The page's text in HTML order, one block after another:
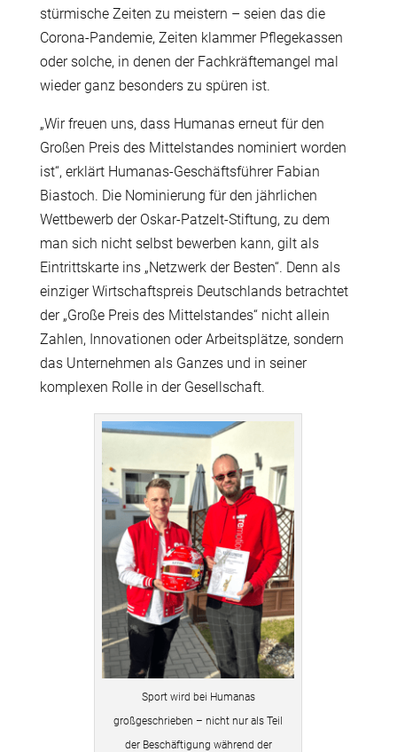
stürmische Zeiten zu meistern – seien das die
Corona-Pandemie, Zeiten klammer Pflegekassen
oder solche, in denen der Fachkräftemangel mal
wieder ganz besonders zu spüren ist.
„Wir freuen uns, dass Humanas erneut für den
Großen Preis des Mittelstandes nominiert worden
ist“, erklärt Humanas-Geschäftsführer Fabian
Biastoch. Die Nominierung für den jährlichen
Wettbewerb der Oskar-Patzelt-Stiftung, zu dem
man sich nicht selbst bewerben kann, gilt als
Eintrittskarte ins „Netzwerk der Besten“. Denn als
einziger Wirtschaftspreis Deutschlands betrachtet
der „Große Preis des Mittelstandes“ nicht allein
Zahlen, Innovationen oder Arbeitsplätze, sondern
das Unternehmen als Ganzes und in seiner
komplexen Rolle in der Gesellschaft.
Sport wird bei Humanas
großgeschrieben – nicht nur als Teil
der Beschäftigung während der